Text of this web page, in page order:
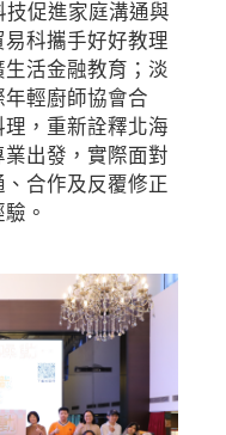
促進家庭溝通與
科攜手好好教理
活金融教育；淡
輕廚師協會合
，重新詮釋北海
出發，實際面對
合作及反覆修正
。